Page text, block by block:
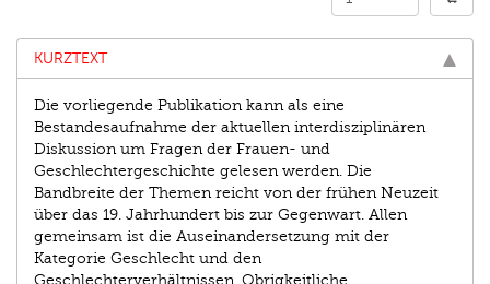
KURZTEXT
Die vorliegende Publikation kann als eine
Bestandesaufnahme der aktuellen interdisziplinären
Diskussion um Fragen der Frauen- und
Geschlechtergeschichte gelesen werden. Die
Bandbreite der Themen reicht von der frühen Neuzeit
über das 19. Jahrhundert bis zur Gegenwart. Allen
gemeinsam ist die Auseinandersetzung mit der
Kategorie Geschlecht und den
Geschlechterverhältnissen. Obrigkeitliche